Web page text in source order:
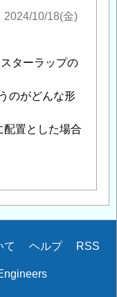
2024/10/18(金)
ターラップの
のがどんな形
配置とした場合
て ヘルプ RSS